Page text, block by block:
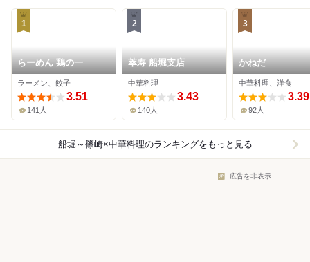
1
らーめん 鶏の一
ラーメン、餃子
3.51
141人
2
萃寿 船堀支店
中華料理
3.43
140人
3
かねだ
中華料理、洋食
3.39
92人
船堀～篠崎×中華料理のランキングをもっと見る
広告を非表示